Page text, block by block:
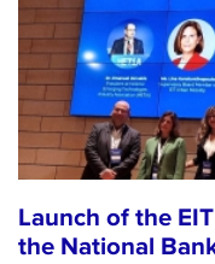
Launch of the
the National